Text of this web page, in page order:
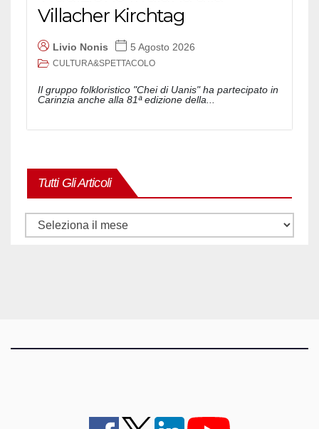
Villacher Kirchtag
Livio Nonis 5 Agosto 2026
CULTURA&SPETTACOLO
Il gruppo folkloristico "Chei di Uanis" ha partecipato in
Carinzia anche alla 81ª edizione della...
Tutti Gli Articoli
Tutti